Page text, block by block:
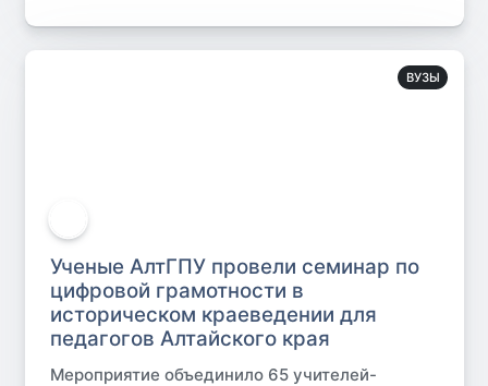
ВУЗЫ
Ученые АлтГПУ провели семинар по
цифровой грамотности в
историческом краеведении для
педагогов Алтайского края
Мероприятие объединило 65 учителей-